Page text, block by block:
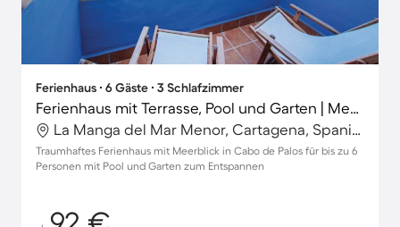
Ferienhaus ∙ 6 Gäste ∙ 3 Schlafzimmer
Ferienhaus mit Terrasse, Pool und Garten | Meerblick | Nah am Strand
La Manga del Mar Menor, Cartagena, Spanien
Traumhaftes Ferienhaus mit Meerblick in Cabo de Palos für bis zu 6
Personen mit Pool und Garten zum Entspannen